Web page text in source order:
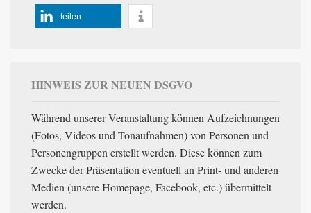
teilen
HINWEIS ZUR NEUEN DSGVO
Während unserer Veranstaltung können Aufzeichnungen
(Fotos, Videos und Tonaufnahmen) von Personen und
Personengruppen erstellt werden. Diese können zum
Zwecke der Präsentation eventuell an Print- und anderen
Medien (unsere Homepage, Facebook, etc.) übermittelt
werden.